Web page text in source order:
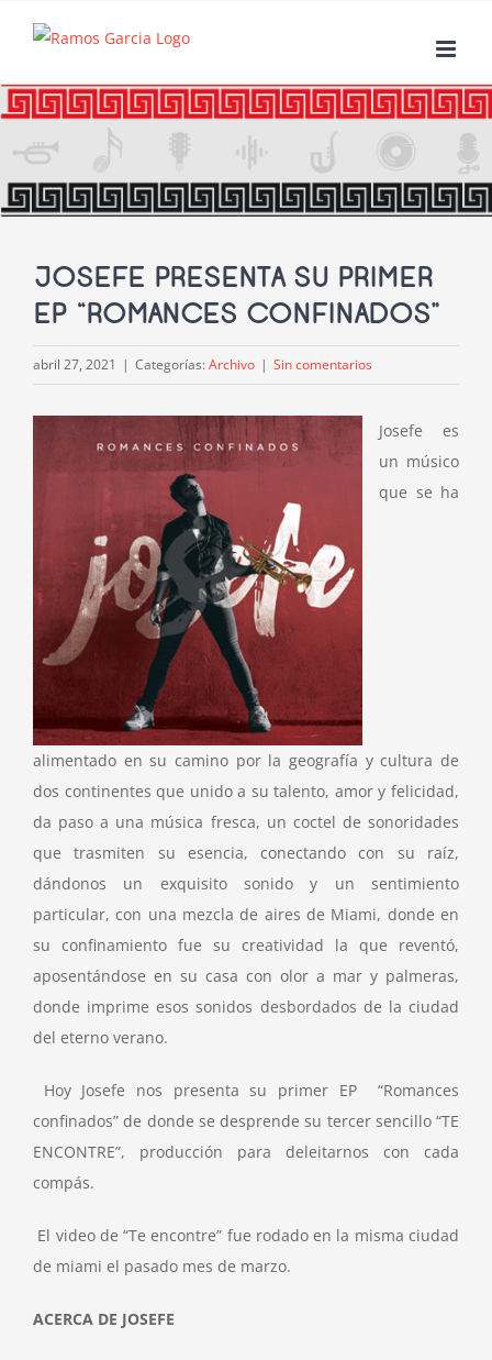
JOSEFE PRESENTA SU PRIMER
EP “ROMANCES CONFINADOS”
abril 27, 2021 | Categorías: Archivo | Sin comentarios
Josefe es
un músico
que se ha
alimentado en su camino por la geografía y cultura de
dos continentes que unido a su talento, amor y felicidad,
da paso a una música fresca, un coctel de sonoridades
que trasmiten su esencia, conectando con su raíz,
dándonos un exquisito sonido y un sentimiento
particular, con una mezcla de aires de Miami, donde en
su confinamiento fue su creatividad la que reventó,
aposentándose en su casa con olor a mar y palmeras,
donde imprime esos sonidos desbordados de la ciudad
del eterno verano.
Hoy Josefe nos presenta su primer EP “Romances
confinados” de donde se desprende su tercer sencillo “TE
ENCONTRE”, producción para deleitarnos con cada
compás.
El video de “Te encontre” fue rodado en la misma ciudad
de miami el pasado mes de marzo.
ACERCA DE JOSEFE